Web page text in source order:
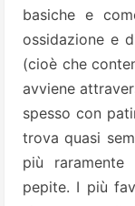
basiche e
ossidazione e
(cioè che
avviene
spesso con
trova quasi
più
pepite. I più